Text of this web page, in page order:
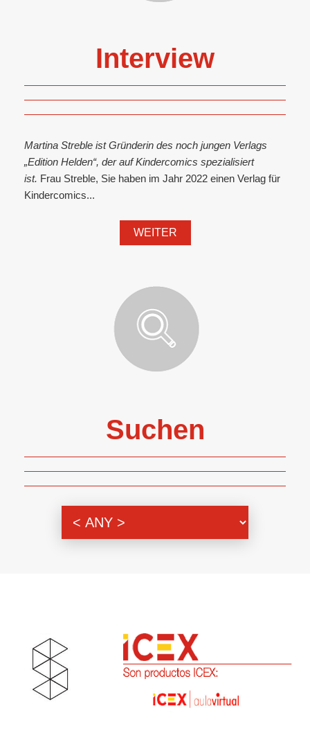
Interview
Martina Streble ist Gründerin des noch jungen Verlags
„Edition Helden“, der auf Kindercomics spezialisiert
ist. Frau Streble, Sie haben im Jahr 2022 einen Verlag für
Kindercomics...
WEITER
Suchen